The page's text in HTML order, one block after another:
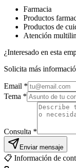
Farmacia
Productos
Productos de
Atención
¿Interesado en esta
Solicita más
Email *
Tema *
Consulta *
Enviar mensaje
📋 Información de